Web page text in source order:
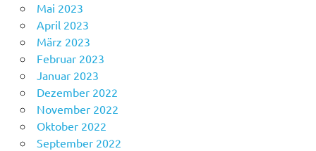
Mai 2023
April 2023
März 2023
Februar 2023
Januar 2023
Dezember 2022
November 2022
Oktober 2022
September 2022